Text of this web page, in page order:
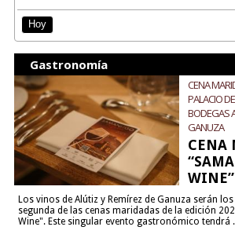
Hoy
Gastronomía
CENA
PALACIO
BODEGAS
GANUZA
CENA
WINE”
Los vinos de Alútiz y Remírez de Ganuza serán
segunda de las cenas maridadas de la edición
Wine". Este singular evento gastronómico tendrá